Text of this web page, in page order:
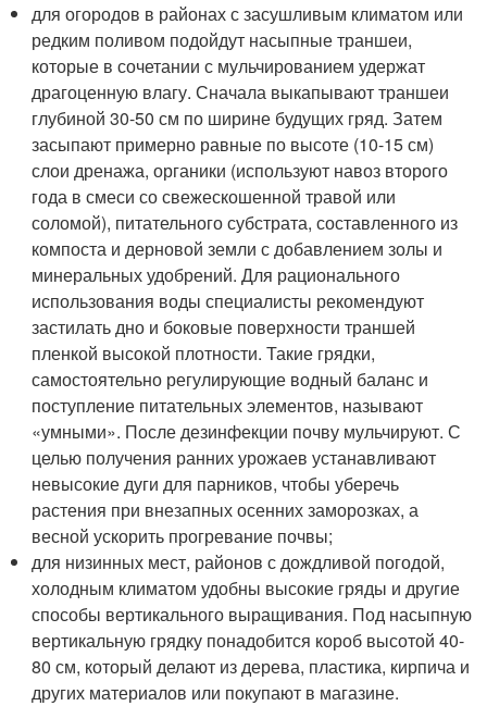
для огородов в районах с засушливым климатом или
редким поливом подойдут насыпные траншеи,
которые в сочетании с мульчированием удержат
драгоценную влагу. Сначала выкапывают траншеи
глубиной 30-50 см по ширине будущих гряд. Затем
засыпают примерно равные по высоте (10-15 см)
слои дренажа, органики (используют навоз второго
года в смеси со свежескошенной травой или
соломой), питательного субстрата, составленного из
компоста и дерновой земли с добавлением золы и
минеральных удобрений. Для рационального
использования воды специалисты рекомендуют
застилать дно и боковые поверхности траншей
пленкой высокой плотности. Такие грядки,
самостоятельно регулирующие водный баланс и
поступление питательных элементов, называют
«умными». После дезинфекции почву мульчируют. С
целью получения ранних урожаев устанавливают
невысокие дуги для парников, чтобы уберечь
растения при внезапных осенних заморозках, а
весной ускорить прогревание почвы;
для низинных мест, районов с дождливой погодой,
холодным климатом удобны высокие гряды и другие
способы вертикального выращивания. Под насыпную
вертикальную грядку понадобится короб высотой 40-
80 см, который делают из дерева, пластика, кирпича и
других материалов или покупают в магазине.